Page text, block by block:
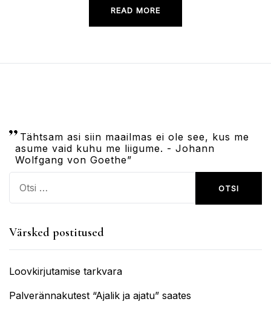
READ MORE
Tähtsam asi siin maailmas ei ole see, kus me
asume vaid kuhu me liigume. - Johann
Wolfgang von Goethe”
Värsked postitused
Loovkirjutamise tarkvara
Palverännakutest “Ajalik ja ajatu” saates